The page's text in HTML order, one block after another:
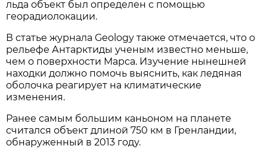
льда объект был определен с помощью
георадиолокации.
В статье журнала Geology также отмечается, что о
рельефе Антарктиды ученым известно меньше,
чем о поверхности Марса. Изучение нынешней
находки должно помочь выяснить, как ледяная
оболочка реагирует на климатические
изменения.
Ранее самым большим каньоном на планете
считался объект длиной 750 км в Гренландии,
обнаруженный в 2013 году.